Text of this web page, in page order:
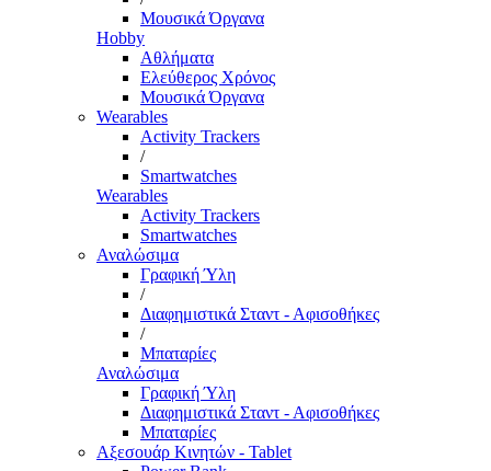
Μουσικά Όργανα
Hobby
Αθλήματα
Ελεύθερος Χρόνος
Μουσικά Όργανα
Wearables
Activity Trackers
/
Smartwatches
Wearables
Activity Trackers
Smartwatches
Αναλώσιμα
Γραφική Ύλη
/
Διαφημιστικά Σταντ - Αφισοθήκες
/
Μπαταρίες
Αναλώσιμα
Γραφική Ύλη
Διαφημιστικά Σταντ - Αφισοθήκες
Μπαταρίες
Αξεσουάρ Κινητών - Tablet